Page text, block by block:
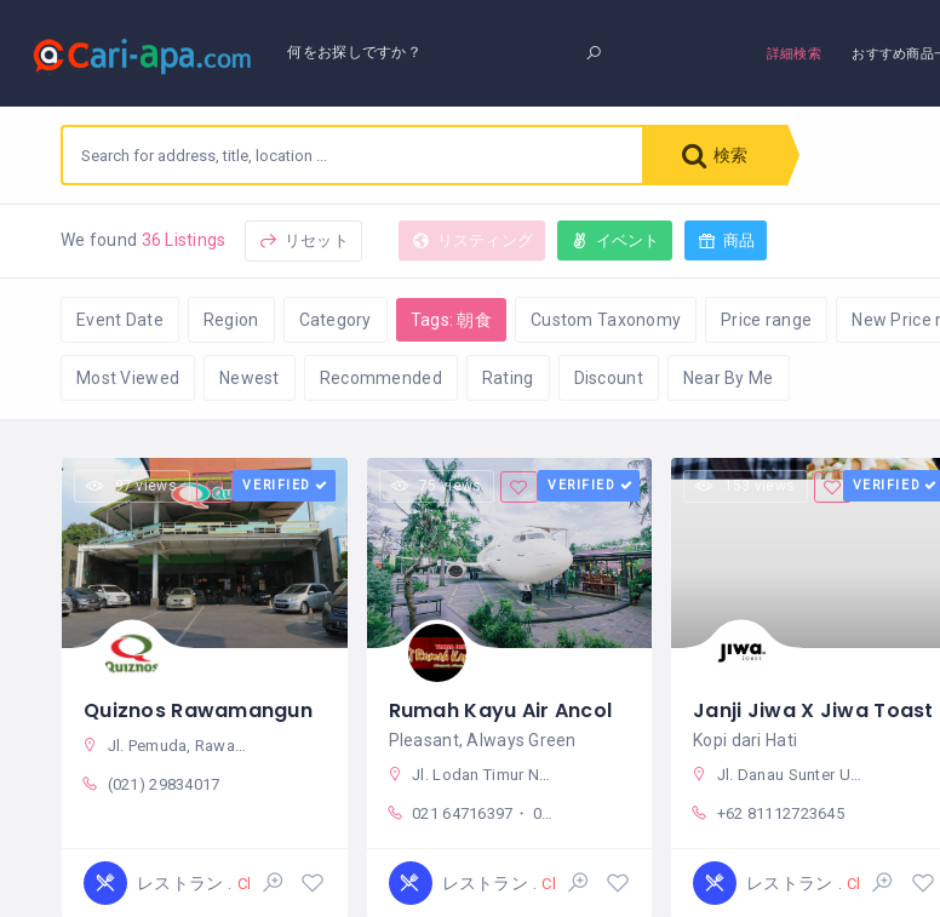
何をお探しですか？ 詳細検索 おすすめ商品
検索
We found 36 Listings リセット リスティング イベント 商品
Event Date Region Category Tags: 朝食 Custom Taxonomy Price range New Price
Most Viewed Newest Recommended Rating Discount Near By Me
97 views VERIFIED
Quiznos Rawamangun
Jl. Pemuda, Rawamangun, Kec. Pulo Gadung, Kota Jakarta Timur, Daerah Khusus Ibukota Jakarta, インドネシア
(021) 29834017
レストラン Closed
75 views VERIFIED
Rumah Kayu Air Ancol
Pleasant, Always Green
Jl. Lodan Timur No.7, RW.10, Ancol, Kec. Pademangan, Kota Jkt Utara, Daerah Khusus Ibukota Jakarta 14430 インドネシア
021 64716397・ 021 64716395
レストラン Closed
VERIFIED
Janji Jiwa X Jiwa Toast
Kopi dari Hati
Jl. Danau Sunter Utara No.9, RT.12/RW.10, Sunter Agung, Tj. Priok, Kota Jkt Utara, Daerah Khusus Ibukota Jakarta 14350 インドネシア
+62 81112723645
レストラン Closed